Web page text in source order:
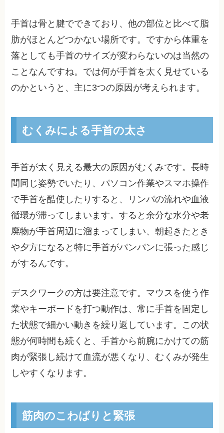
手首は骨と腱でできており、他の部位と比べて脂
肪がほとんどつかない場所です。ですから体重を
落としても手首のサイズが変わらないのは当然の
ことなんですね。では何が手首を太く見せている
のかというと、主に3つの原因が考えられます。
むくみによる手首の太さ
手首が太く見える最大の原因がむくみです。長時
間同じ姿勢でいたり、パソコン作業やスマホ操作
で手首を酷使したりすると、リンパの流れや血液
循環が滞ってしまいます。すると余分な水分や老
廃物が手首周辺に溜まってしまい、朝起きたとき
や夕方になると特に手首がパンパンに張った感じ
がするんです。
デスクワークの方は要注意です。マウスを使う作
業やキーボードを打つ動作は、常に手首を固定し
た状態で細かい動きを繰り返しています。この状
態が何時間も続くと、手首から前腕にかけての筋
肉が緊張し続けて血流が悪くなり、むくみが発生
しやすくなります。
筋肉のこわばりと緊張